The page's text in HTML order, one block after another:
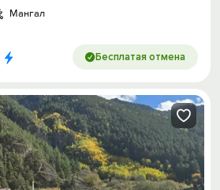
Мангал
Бесплатая отмена